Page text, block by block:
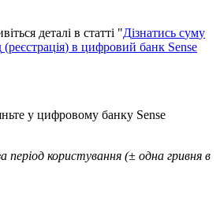
віться деталі в статті "Дізнатись суму
(реєстрація) в цифровий банк Sense
ньте у цифровому банку Sense
а період користування (± одна гривня в